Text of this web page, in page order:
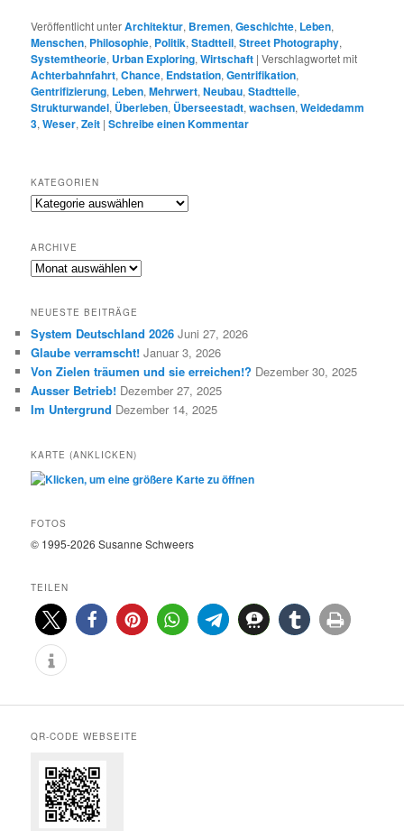
Veröffentlicht unterArchitektur, Bremen,Geschichte, Leben,
Menschen, Philosophie, Politik,Stadtteil,Street Photography,
Systemtheorie, Urban Exploring,Wirtschaft |Verschlagwortet mit
Achterbahnfahrt,Chance, Endstation,Gentrifikation,
Gentrifizierung, Leben,Mehrwert,Neubau,Stadtteile,
Strukturwandel, Überleben, Überseestadt,wachsen,Weidedamm
3,Weser,Zeit |Schreibe einen Kommentar
KATEGORIEN
K
e
g
r
e
n
ARCHIVE
A
H
I
V
E
NEUESTE BEITRÄGE
System Deutschland 2026 Juni 27, 2026
Glaube verramscht! Januar 3, 2026
Von Zielen träumen und sie erreichen!? Dezember 30, 2025
Ausser Betrieb! Dezember 27, 2025
Im Untergrund Dezember 14, 2025
KARTE (ANKLICKEN)
FOTOS
© 1995-2026 Susanne Schweers
TEILEN
QR-CODE WEBSEITE